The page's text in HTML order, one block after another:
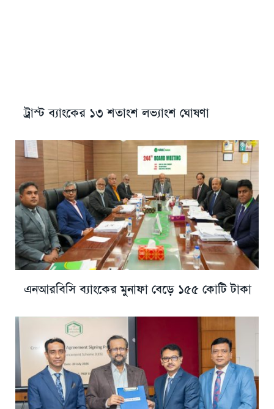
ট্রাস্ট ব্যাংকের ১৩ শতাংশ লভ্যাংশ ঘোষণা
এনআরবিসি ব্যাংকের মুনাফা বেড়ে ১৫৫ কোটি টাকা